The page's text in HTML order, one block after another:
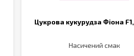
Цукрова кукурудза Фіона F1,
Насичений смак